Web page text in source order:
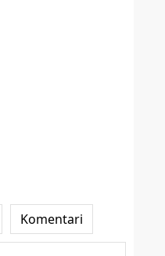
Komentari